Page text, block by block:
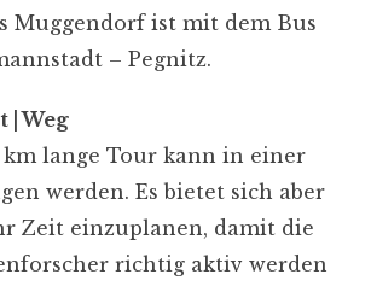
Muggendorf ist mit dem Bus
– Pegnitz.
| Weg
km lange Tour kann in einer
werden. Es bietet sich aber
Zeit einzuplanen, damit die
richtig aktiv werden